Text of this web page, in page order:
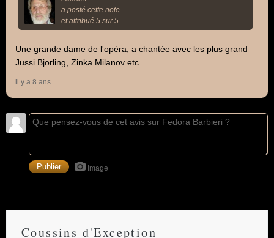
a posté cette note
et attribué 5 sur 5.
Une grande dame de l'opéra, a chantée avec les plus grand
Jussi Bjorling, Zinka Milanov etc. ...
il y a 8 ans
Image
Coussins d'Exception